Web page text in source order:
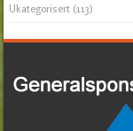
Ukategorisert (113)